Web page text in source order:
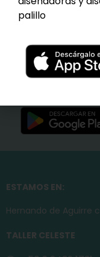
Luxe (Lana Merino
Cashemira 10%- Seda
USD$22
ESTAMOS EN:
Hernando de Aguirre
TALLER CELESTE
palillo